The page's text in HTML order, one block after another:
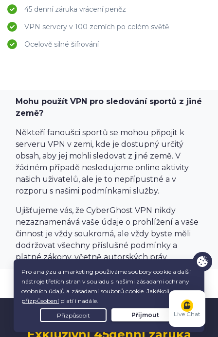
45 denní záruka vrácení peněz
VPN servery v 100 zemích po celém světě
Ocelově silné šifrování
Mohu použít VPN pro sledování sportů z jiné
země?
Někteří fanoušci sportů se mohou připojit k
serveru VPN v zemi, kde je dostupný určitý
obsah, aby jej mohli sledovat z jiné země. V
žádném případě nesledujeme online aktivity
našich uživatelů, ale je to nepřípustné a v
rozporu s našimi podmínkami služby.
Ujišťujeme vás, že CyberGhost VPN nikdy
nezaznamenává vaše údaje o prohlížení a vaše
činnost je vždy soukromá, ale vždy byste měli
dodržovat všechny příslušné podmínky a
platné zákony, včetně autorských práv.
Live Chat